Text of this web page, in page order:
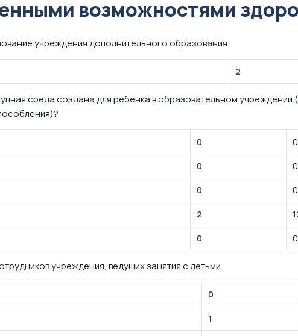
возможностями
учреждения дополнительного образования
2
среда создана для ребенка в образовательном учреждении
0
0
0
2
0
учреждения, ведущих занятия с детьми
0
1